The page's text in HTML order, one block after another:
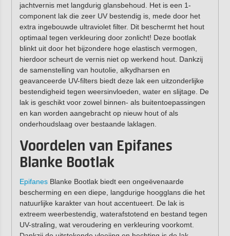
jachtvernis met langdurig glansbehoud. Het is een 1-
component lak die zeer UV bestendig is, mede door het
extra ingebouwde ultraviolet filter. Dit beschermt het hout
optimaal tegen verkleuring door zonlicht! Deze bootlak
blinkt uit door het bijzondere hoge elastisch vermogen,
hierdoor scheurt de vernis niet op werkend hout. Dankzij
de samenstelling van houtolie, alkydharsen en
geavanceerde UV-filters biedt deze lak een uitzonderlijke
bestendigheid tegen weersinvloeden, water en slijtage. De
lak is geschikt voor zowel binnen- als buitentoepassingen
en kan worden aangebracht op nieuw hout of als
onderhoudslaag over bestaande laklagen.
Voordelen van Epifanes
Blanke Bootlak
EpifanesBlanke Bootlak biedt een ongeëvenaarde
bescherming en een diepe, langdurige hoogglans die het
natuurlijke karakter van hout accentueert. De lak is
extreem weerbestendig, waterafstotend en bestand tegen
UV-straling, wat veroudering en verkleuring voorkomt.